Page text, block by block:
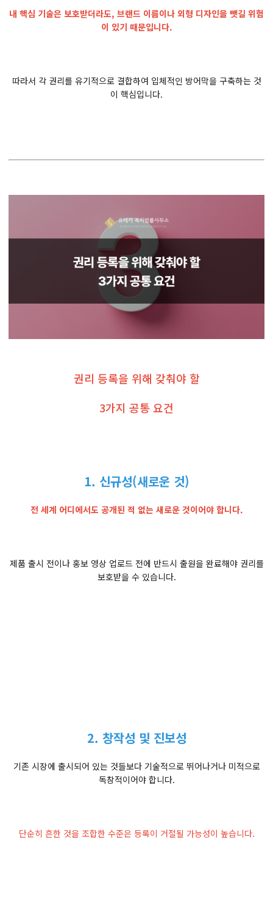
내 핵심 기술은 보호받더라도, 브랜드 이름이나 외형 디자인을 뺏길 위험
이 있기 때문입니다.
따라서 각 권리를 유기적으로 결합하여 입체적인 방어막을 구축하는 것
이 핵심입니다.
권리 등록을 위해 갖춰야 할
3가지 공통 요건
1. 신규성(새로운 것)
전 세계 어디에서도 공개된 적 없는 새로운 것이어야 합니다.
제품 출시 전이나 홍보 영상 업로드 전에 반드시 출원을 완료해야 권리를
보호받을 수 있습니다.
2. 창작성 및 진보성
기존 시장에 출시되어 있는 것들보다 기술적으로 뛰어나거나 미적으로
독창적이어야 합니다.
단순히 흔한 것을 조합한 수준은 등록이 거절될 가능성이 높습니다.